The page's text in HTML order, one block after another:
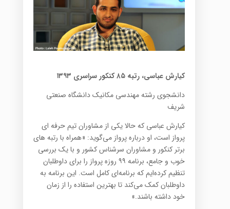
کیارش عباسی، رتبه ۸۵ کنکور سراسری ۱۳۹۳
دانشجوی رشته مهندسی مکانیک دانشگاه صنعتی
شریف
کیارش عباسی که حالا یکی از مشاوران تیم حرفه ای
پرواز است، او درباره پرواز می‌گوید: «همراه با رتبه های
برتر کنکور و مشاوران سرشناس کشور و با یک بررسی
خوب و جامع، برنامه ۹۹ روزه پرواز را برای داوطلبان
تنظیم کرده‌ایم که برنامه‌ای کامل است. این برنامه به
داوطلبان کمک می‌کند تا بهترین استفاده را از زمان
خود داشته باشند.»